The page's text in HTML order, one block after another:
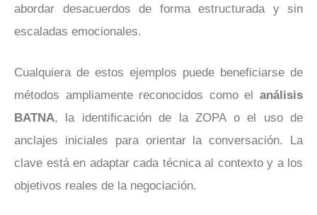
abordar desacuerdos de forma estructurada y sin
escaladas emocionales.
Cualquiera de estos ejemplos puede beneficiarse de
métodos ampliamente reconocidos como el análisis
BATNA, la identificación de la ZOPA o el uso de
anclajes iniciales para orientar la conversación. La
clave está en adaptar cada técnica al contexto y a los
objetivos reales de la negociación.